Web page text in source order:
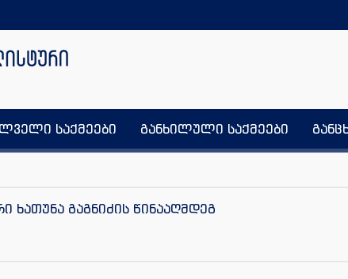
საქმეები განხილული საქმეები
ხათუნა გაგნიძის წინააღმდეგ